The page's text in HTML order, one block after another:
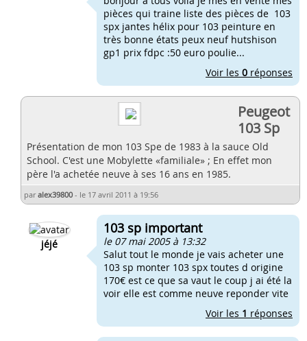
pièces qui traine liste des pièces de 103
spx jantes hélix pour 103 peinture en
très bonne états peux neuf hutshison
gp1 prix fdpc :50 euro poulie...
Voir les 0 réponses
Peugeot
103 Sp
Présentation de mon 103 Spe de 1983 à la sauce Old
School. C'est une Mobylette «familiale» ; En effet mon
père l'a achetée neuve à ses 16 ans en 1985.
paralex39800 - le 17 avril 2011 à 19:56
jéjé
103 sp important
le 07 mai 2005 à 13:32
Salut tout le monde je vais acheter une
103 sp monter 103 spx toutes d origine
170€ est ce que sa vaut le coup j ai été la
voir elle est comme neuve reponder vite
Voir les 1 réponses